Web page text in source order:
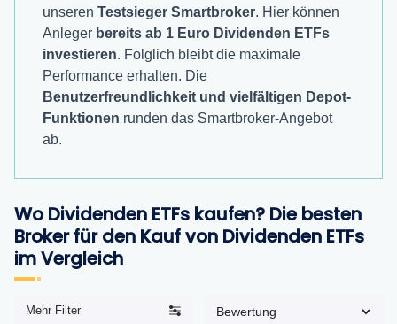
unseren Testsieger Smartbroker. Hier können
Anleger bereits ab 1 Euro Dividenden ETFs
investieren. Folglich bleibt die maximale
Performance erhalten. Die
Benutzerfreundlichkeit und vielfältigen Depot-
Funktionen runden das Smartbroker-Angebot
ab.
Wo Dividenden ETFs kaufen? Die besten
Broker für den Kauf von Dividenden ETFs
im Vergleich
Mehr Filter